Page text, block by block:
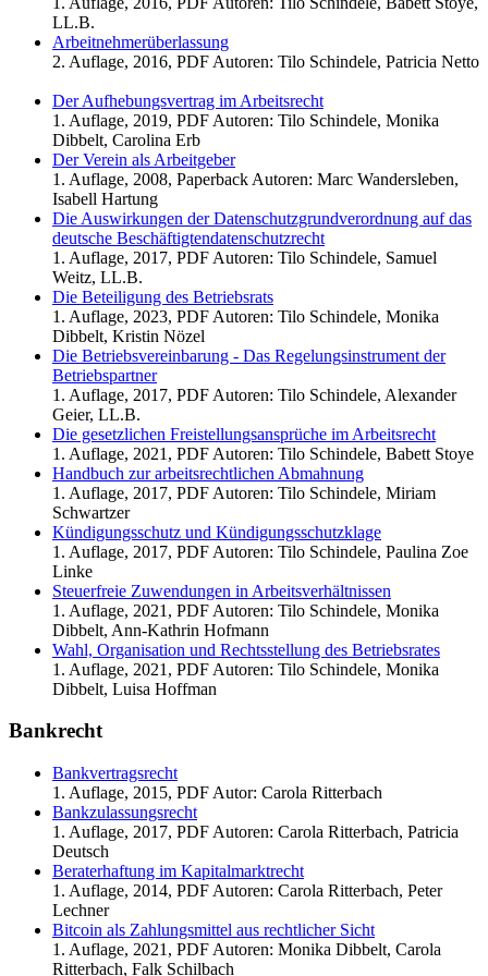
LL.B.
Arbeitnehmerüberlassung
2. Auflage, 2016, PDF Autoren: Tilo Schindele, Patricia Netto
Der Aufhebungsvertrag im Arbeitsrecht
1. Auflage, 2019, PDF Autoren: Tilo Schindele, Monika
Dibbelt, Carolina Erb
Der Verein als Arbeitgeber
1. Auflage, 2008, Paperback Autoren: Marc Wandersleben,
Isabell Hartung
Die Auswirkungen der Datenschutzgrundverordnung auf das
deutsche Beschäftigtendatenschutzrecht
1. Auflage, 2017, PDF Autoren: Tilo Schindele, Samuel
Weitz, LL.B.
Die Beteiligung des Betriebsrats
1. Auflage, 2023, PDF Autoren: Tilo Schindele, Monika
Dibbelt, Kristin Nözel
Die Betriebsvereinbarung - Das Regelungsinstrument der
Betriebspartner
1. Auflage, 2017, PDF Autoren: Tilo Schindele, Alexander
Geier, LL.B.
Die gesetzlichen Freistellungsansprüche im Arbeitsrecht
1. Auflage, 2021, PDF Autoren: Tilo Schindele, Babett Stoye
Handbuch zur arbeitsrechtlichen Abmahnung
1. Auflage, 2017, PDF Autoren: Tilo Schindele, Miriam
Schwartzer
Kündigungsschutz und Kündigungsschutzklage
1. Auflage, 2017, PDF Autoren: Tilo Schindele, Paulina Zoe
Linke
Steuerfreie Zuwendungen in Arbeitsverhältnissen
1. Auflage, 2021, PDF Autoren: Tilo Schindele, Monika
Dibbelt, Ann-Kathrin Hofmann
Wahl, Organisation und Rechtsstellung des Betriebsrates
1. Auflage, 2021, PDF Autoren: Tilo Schindele, Monika
Dibbelt, Luisa Hoffman
Bankrecht
Bankvertragsrecht
1. Auflage, 2015, PDF Autor: Carola Ritterbach
Bankzulassungsrecht
1. Auflage, 2017, PDF Autoren: Carola Ritterbach, Patricia
Deutsch
Beraterhaftung im Kapitalmarktrecht
1. Auflage, 2014, PDF Autoren: Carola Ritterbach, Peter
Lechner
Bitcoin als Zahlungsmittel aus rechtlicher Sicht
1. Auflage, 2021, PDF Autoren: Monika Dibbelt, Carola
Ritterbach, Falk Schilbach